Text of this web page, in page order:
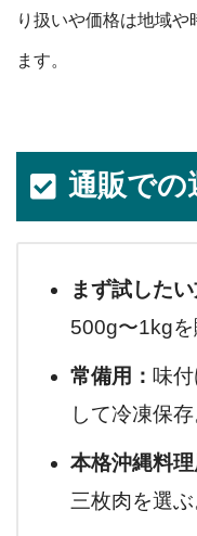
り扱いや価格は地域や
ます。
通販での
まず試したい
500g〜1kgを
常備用： 味
して冷凍保存
本格沖縄料理
三枚肉を選ぶ